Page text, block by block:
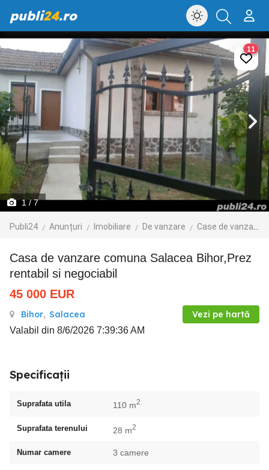
publi24.ro
1/ 7
Publi24 Anunțuri Imobiliare De vanzare Case de vanzare
11
Casa de vanzare comuna Salacea Bihor,Prez
rentabil si negociabil
45 000 EUR
Bihor, Salacea Vezi pe hartă
Valabil din 8/6/2026 7:39:36 AM
Specificații
Suprafata utila 110 m2
Suprafata terenului 28 m2
Numar camere 3 camere